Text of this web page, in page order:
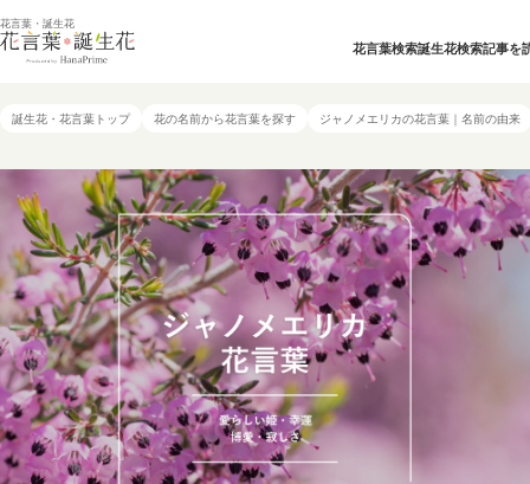
花言葉・誕生花
花言葉検索誕生花検索記事を
誕生花・花言葉トップ 花の名前から花言葉を探す ジャノメエリカの花言葉｜名前の由来